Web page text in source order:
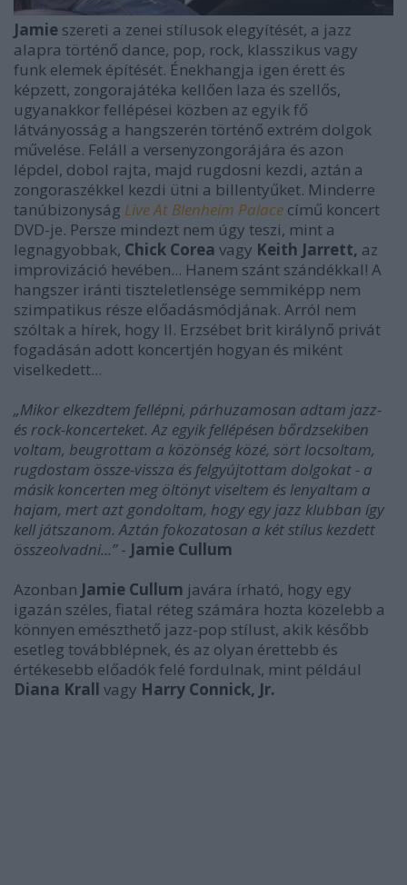
Jamie szereti a zenei stílusok elegyítését, a jazz
alapra történő dance, pop, rock, klasszikus vagy
funk elemek építését. Énekhangja igen érett és
képzett, zongorajátéka kellően laza és szellős,
ugyanakkor fellépései közben az egyik fő
látványosság a hangszerén történő extrém dolgok
művelése. Feláll a versenyzongorájára és azon
lépdel, dobol rajta, majd rugdosni kezdi, aztán a
zongoraszékkel kezdi ütni a billentyűket. Minderre
tanúbizonyság Live At Blenheim Palace című koncert
DVD-je. Persze mindezt nem úgy teszi, mint a
legnagyobbak, Chick Corea vagy Keith Jarrett, az
improvizáció hevében... Hanem szánt szándékkal! A
hangszer iránti tiszteletlensége semmiképp nem
szimpatikus része előadásmódjának. Arról nem
szóltak a hírek, hogy II. Erzsébet brit királynő privát
fogadásán adott koncertjén hogyan és miként
viselkedett...
„Mikor elkezdtem fellépni, párhuzamosan adtam jazz-
és rock-koncerteket. Az egyik fellépésen bőrdzsekiben
voltam, beugrottam a közönség közé, sört locsoltam,
rugdostam össze-vissza és felgyújtottam dolgokat - a
másik koncerten meg öltönyt viseltem és lenyaltam a
hajam, mert azt gondoltam, hogy egy jazz klubban így
kell játszanom. Aztán fokozatosan a két stílus kezdett
összeolvadni...”- Jamie Cullum
Azonban Jamie Cullum javára írható, hogy egy
igazán széles, fiatal réteg számára hozta közelebb a
könnyen emészthető jazz-pop stílust, akik később
esetleg továbblépnek, és az olyan érettebb és
értékesebb előadók felé fordulnak, mint például
Diana Krall vagy Harry Connick, Jr.